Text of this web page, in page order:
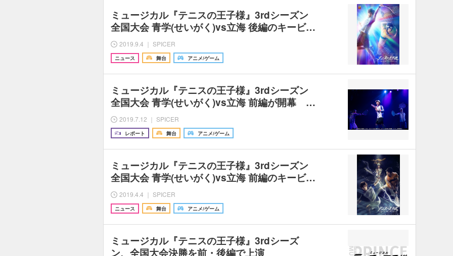
ミュージカル『テニスの王子様』3rdシーズン
全国大会 青学(せいがく)vs立海 後編のキービ…
2019.9.4 ｜ SPICER
ニュース 舞台 アニメ/ゲーム
ミュージカル『テニスの王子様』3rdシーズン
全国大会 青学(せいがく)vs立海 前編が開幕 …
2019.7.12 ｜ SPICER
レポート 舞台 アニメ/ゲーム
ミュージカル『テニスの王子様』3rdシーズン
全国大会 青学(せいがく)vs立海 前編のキービ…
2019.4.4 ｜ SPICER
ニュース 舞台 アニメ/ゲーム
ミュージカル『テニスの王子様』3rdシーズ
ン、全国大会決勝を前・後編で上演